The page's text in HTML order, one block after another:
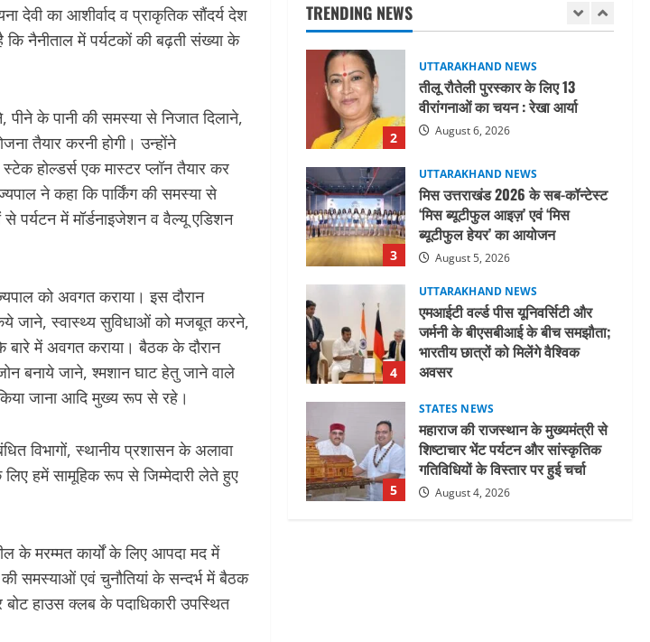
का आशीर्वाद व प्राकृतिक सौंदर्य देश
नैनीताल में पर्यटकों की बढ़ती संख्या के
पीने के पानी की समस्या से निजात दिलाने,
तैयार करनी होगी। उन्होंने
होल्डर्स एक मास्टर प्लॉन तैयार कर
ने कहा कि पार्किंग की समस्या से
से पर्यटन में मॉर्डनाइजेशन व वैल्यू एडिशन
को अवगत कराया। इस दौरान
जाने, स्वास्थ्य सुविधाओं को मजबूत करने,
बारे में अवगत कराया। बैठक के दौरान
बनाये जाने, श्मशान घाट हेतु जाने वाले
जाना आदि मुख्य रूप से रहे।
विभागों, स्थानीय प्रशासन के अलावा
हमें सामूहिक रूप से जिम्मेदारी लेते हुए
के मरम्मत कार्यों के लिए आपदा मद में
की समस्याओं एवं चुनौतियां के सन्दर्भ में बैठक
हाउस क्लब के पदाधिकारी उपस्थित
TRENDING NEWS
1
आपत्ति निस्तारण शिविर की व्यवस्थाओं
का लिया जायजा
August 6, 2026
2
UTTARAKHAND NEWS
तीलू रौतेली पुरस्कार के लिए 13
वीरांगनाओं का चयन : रेखा आर्या
August 6, 2026
3
UTTARAKHAND NEWS
मिस उत्तराखंड 2026 के सब-कॉन्टेस्ट
‘मिस ब्यूटीफुल आइज़’ एवं ‘मिस
ब्यूटीफुल हेयर’ का आयोजन
August 5, 2026
4
UTTARAKHAND NEWS
एमआईटी वर्ल्ड पीस यूनिवर्सिटी और
जर्मनी के बीएसबीआई के बीच समझौता;
भारतीय छात्रों को मिलेंगे वैश्विक
अवसर
5
STATES NEWS
महाराज की राजस्थान के मुख्यमंत्री से
शिष्टाचार भेंट पर्यटन और सांस्कृतिक
गतिविधियों के विस्तार पर हुई चर्चा
August 4, 2026